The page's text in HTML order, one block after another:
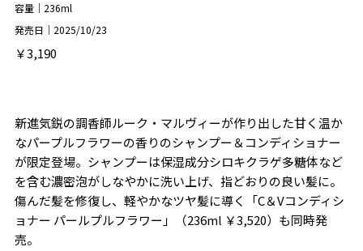
容量｜236ml
発売日｜2025/10/23
￥3,190
新進気鋭の調香師ルーク・マルヴィーが作り出した甘く温か
なパープルフラワーの香りのシャンプー＆コンディショナー
が限定登場。シャンプーは保湿成分シロキクラゲ多糖体など
を含む濃密泡がしなやかに洗い上げ、指どおりの良い髪に。
傷んだ髪を修復し、軽やかなツヤ髪に導く「C＆Vコンディシ
ョナー パールプルフラワー」（236ml ￥3,520）も同時発
売。